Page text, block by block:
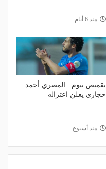
منذ 6 أيام
بقميص نيوم.. المصري أحمد
حجازي يعلن اعتزاله
منذ أسبوع